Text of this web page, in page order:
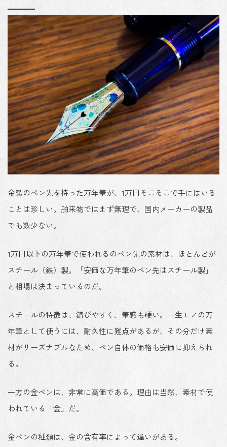
金製のペン先を持った万年筆が、1万円そこそこで手にはいる
ことは珍しい。舶来物ではまず無理で、国内メーカーの製品
でも数少ない。
1万円以下の万年筆で使われるのペン先の素材は、ほとんどが
スチール（鉄）製。「安価な万年筆のペン先はスチール製」
と相場は決まっているのだ。
スチールの特徴は、錆びやすく、筆感も硬い。一生モノの万
年筆として使うには、耐久性に難点があるが、その分だけ素
材がリーズナブルなため、ペン自体の価格も安価に抑えられ
る。
一方の金ペンは、非常に高価である。理由は当然、素材で使
われている「金」だ。
金ペンの種類は、金の含有率によって違いがある。